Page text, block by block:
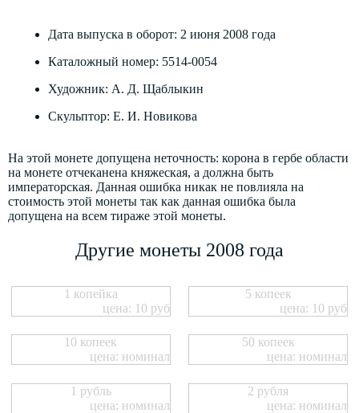
Дата выпуска в оборот: 2 июня 2008 года
Каталожный номер: 5514-0054
Художник: А. Д. Щаблыкин
Скульптор: Е. И. Новикова
На этой монете допущена неточность: корона в гербе области
на монете отчеканена княжеская, а должна быть
императорская. Данная ошибка никак не повлияла на
стоимость этой монеты так как данная ошибка была
допущена на всем тираже этой монеты.
Другие монеты 2008 года
1 копейка
цена: 10 руб
5 копеек
цена: 10 руб
10 копеек
цена: номинал
50 копеек
цена: номинал
1 рубль
цена: номинал
2 рубля
цена: номинал